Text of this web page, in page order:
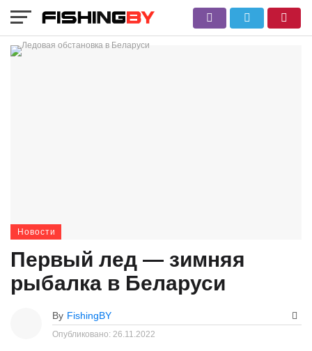
Новости
Первый лед — зимняя
рыбалка в Беларуси
By FishingBY
Опубликовано: 26.11.2022